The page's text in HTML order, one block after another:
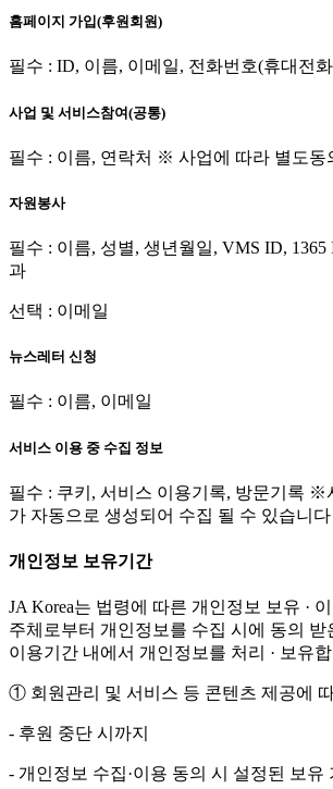
홈페이지 가입(후원회원)
필수 : ID, 이름, 이메일, 전화번호(휴대전
사업 및 서비스참여(공통)
필수 : 이름, 연락처 ※ 사업에 따라 별도동
자원봉사
필수 : 이름, 성별, 생년월일, VMS ID,
과
선택 : 이메일
뉴스레터 신청
필수 : 이름, 이메일
서비스 이용 중 수집 정보
필수 : 쿠키, 서비스 이용기록, 방문기록 ※
가 자동으로 생성되어 수집 될 수 있습니다
개인정보 보유기간
JA Korea는 법령에 따른 개인정보 보유 ·
주체로부터 개인정보를 수집 시에 동의 받
이용기간 내에서 개인정보를 처리 · 보유
① 회원관리 및 서비스 등 콘텐츠 제공에
- 후원 중단 시까지
- 개인정보 수집·이용 동의 시 설정된 보유